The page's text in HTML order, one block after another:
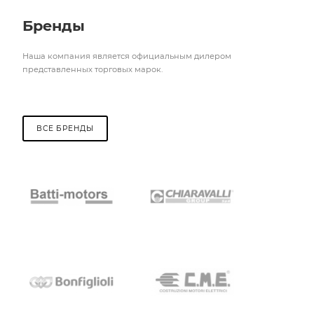
Бренды
Наша компания является официальным дилером
представленных торговых марок.
ВСЕ БРЕНДЫ